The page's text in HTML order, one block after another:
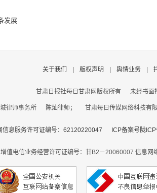
发展
关于我们 版权声明 舆情业务
甘肃日报社每日甘肃网版权所有 未经书面
城律师事务所 陈灿律师； 甘肃每日传媒网络科技
信息服务许可证编号：62120220047 ICP备案号陇
增值电信业务经营许可证编号：甘B2－20060007 信息网